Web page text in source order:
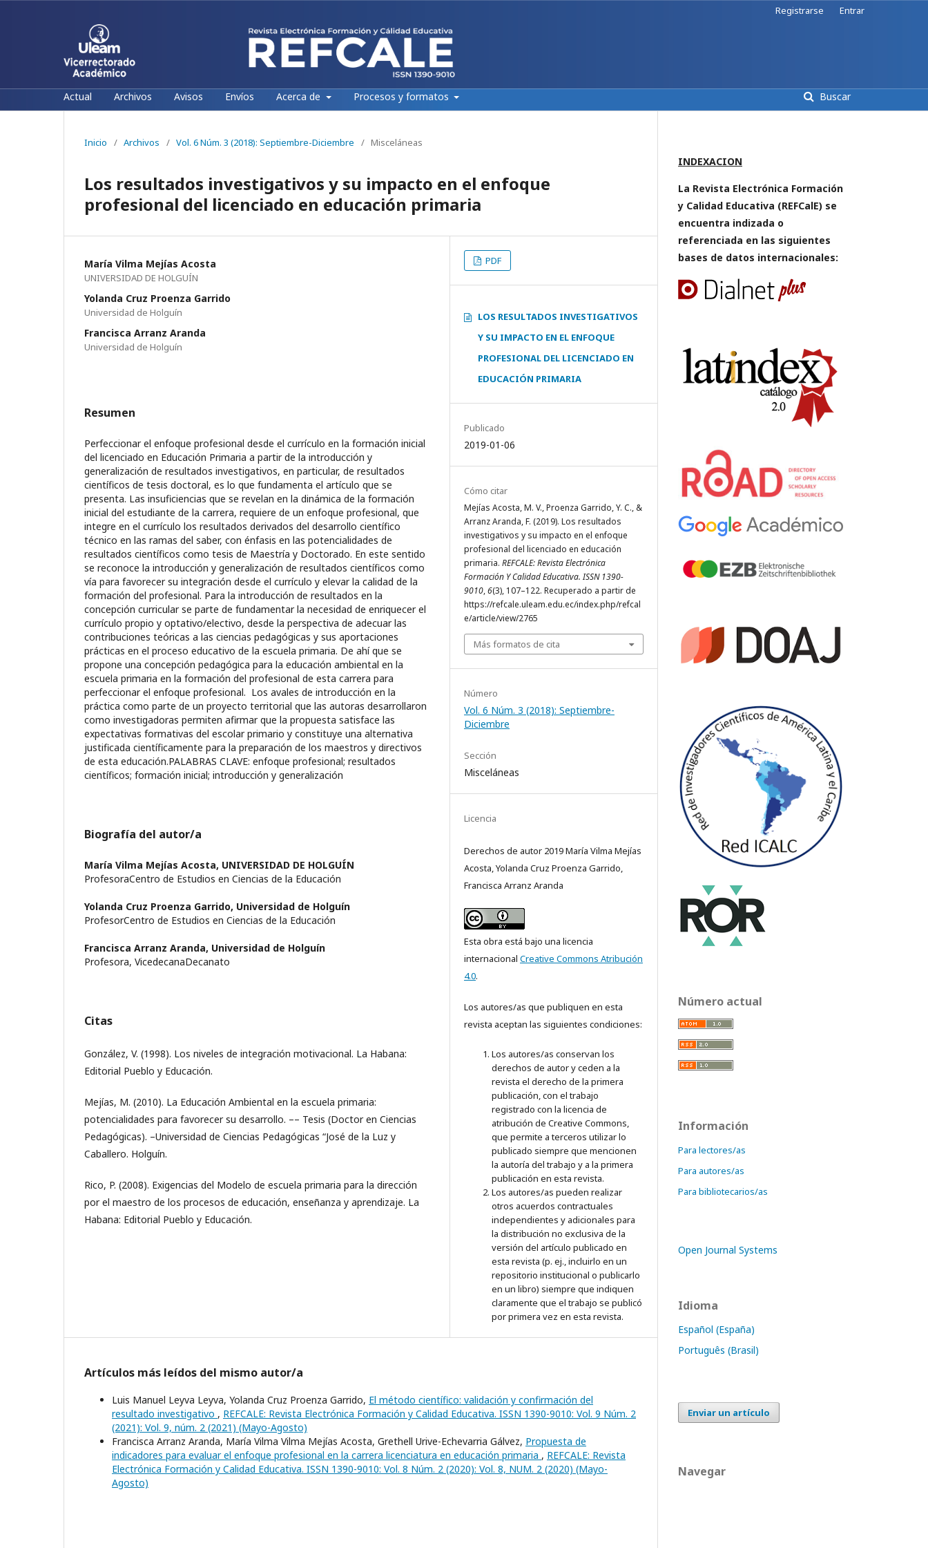
Actual Archivos Avisos Envíos Acerca de Procesos y formatos Buscar
Registrarse Entrar
Inicio / Archivos / Vol. 6 Núm. 3 (2018): Septiembre-Diciembre / Misceláneas
Los resultados investigativos y su impacto en el enfoque
profesional del licenciado en educación primaria
María Vilma Mejías Acosta
UNIVERSIDAD DE HOLGUÍN
Yolanda Cruz Proenza Garrido
Universidad de Holguín
Francisca Arranz Aranda
Universidad de Holguín
Resumen
Perfeccionar el enfoque profesional desde el currículo en la formación inicial
del licenciado en Educación Primaria a partir de la introducción y
generalización de resultados investigativos, en particular, de resultados
científicos de tesis doctoral, es lo que fundamenta el artículo que se
presenta. Las insuficiencias que se revelan en la dinámica de la formación
inicial del estudiante de la carrera, requiere de un enfoque profesional, que
integre en el currículo los resultados derivados del desarrollo científico
técnico en las ramas del saber, con énfasis en las potencialidades de
resultados científicos como tesis de Maestría y Doctorado. En este sentido
se reconoce la introducción y generalización de resultados científicos como
vía para favorecer su integración desde el currículo y elevar la calidad de la
formación del profesional. Para la introducción de resultados en la
concepción curricular se parte de fundamentar la necesidad de enriquecer el
currículo propio y optativo/electivo, desde la perspectiva de adecuar las
contribuciones teóricas a las ciencias pedagógicas y sus aportaciones
prácticas en el proceso educativo de la escuela primaria. De ahí que se
propone una concepción pedagógica para la educación ambiental en la
escuela primaria en la formación del profesional de esta carrera para
perfeccionar el enfoque profesional. Los avales de introducción en la
práctica como parte de un proyecto territorial que las autoras desarrollaron
como investigadoras permiten afirmar que la propuesta satisface las
expectativas formativas del escolar primario y constituye una alternativa
justificada científicamente para la preparación de los maestros y directivos
de esta educación.PALABRAS CLAVE: enfoque profesional; resultados
científicos; formación inicial; introducción y generalización
Biografía del autor/a
María Vilma Mejías Acosta, UNIVERSIDAD DE HOLGUÍN
ProfesoraCentro de Estudios en Ciencias de la Educación
Yolanda Cruz Proenza Garrido, Universidad de Holguín
ProfesorCentro de Estudios en Ciencias de la Educación
Francisca Arranz Aranda, Universidad de Holguín
Profesora, VicedecanaDecanato
Citas
González, V. (1998). Los niveles de integración motivacional. La Habana:
Editorial Pueblo y Educación.
Mejías, M. (2010). La Educación Ambiental en la escuela primaria:
potencialidades para favorecer su desarrollo. –– Tesis (Doctor en Ciencias
Pedagógicas). –Universidad de Ciencias Pedagógicas “José de la Luz y
Caballero. Holguín.
Rico, P. (2008). Exigencias del Modelo de escuela primaria para la dirección
por el maestro de los procesos de educación, enseñanza y aprendizaje. La
Habana: Editorial Pueblo y Educación.
PDF
LOS RESULTADOS INVESTIGATIVOS
Y SU IMPACTO EN EL ENFOQUE
PROFESIONAL DEL LICENCIADO EN
EDUCACIÓN PRIMARIA
Publicado
2019-01-06
Cómo citar
Mejías Acosta, M. V., Proenza Garrido, Y. C., &
Arranz Aranda, F. (2019). Los resultados
investigativos y su impacto en el enfoque
profesional del licenciado en educación
primaria. REFCALE: Revista Electrónica
Formación Y Calidad Educativa. ISSN 1390-
9010,6(3), 107–122. Recuperado a partir de
https://refcale.uleam.edu.ec/index.php/refcal
e/article/view/2765
Más formatos de cita
Número
Vol. 6 Núm. 3 (2018): Septiembre-
Diciembre
Sección
Misceláneas
Licencia
Derechos de autor 2019 María Vilma Mejías
Acosta, Yolanda Cruz Proenza Garrido,
Francisca Arranz Aranda
Esta obra está bajo una licencia
internacional Creative Commons Atribución
4.0.
Los autores/as que publiquen en esta
revista aceptan las siguientes condiciones:
Los autores/as conservan los
derechos de autor y ceden a la
revista el derecho de la primera
publicación, con el trabajo
registrado con la licencia de
atribución de Creative Commons,
que permite a terceros utilizar lo
publicado siempre que mencionen
la autoría del trabajo y a la primera
publicación en esta revista.
Los autores/as pueden realizar
otros acuerdos contractuales
independientes y adicionales para
la distribución no exclusiva de la
versión del artículo publicado en
esta revista (p. ej., incluirlo en un
repositorio institucional o publicarlo
en un libro) siempre que indiquen
claramente que el trabajo se publicó
por primera vez en esta revista.
Artículos más leídos del mismo autor/a
Luis Manuel Leyva Leyva, Yolanda Cruz Proenza Garrido, El método científico: validación y confirmación del
resultado investigativo , REFCALE: Revista Electrónica Formación y Calidad Educativa. ISSN 1390-9010: Vol. 9 Núm. 2
(2021): Vol. 9, núm. 2 (2021) (Mayo-Agosto)
Francisca Arranz Aranda, María Vilma Vilma Mejías Acosta, Grethell Urive-Echevarria Gálvez, Propuesta de
indicadores para evaluar el enfoque profesional en la carrera licenciatura en educación primaria , REFCALE: Revista
Electrónica Formación y Calidad Educativa. ISSN 1390-9010: Vol. 8 Núm. 2 (2020): Vol. 8, NUM. 2 (2020) (Mayo-
Agosto)
INDEXACION
La Revista Electrónica Formación
y Calidad Educativa (REFCalE) se
encuentra indizada o
referenciada en las siguientes
bases de datos internacionales:
Número actual
Información
Para lectores/as
Para autores/as
Para bibliotecarios/as
Open Journal Systems
Idioma
Español (España)
Português (Brasil)
Enviar un artículo
Navegar